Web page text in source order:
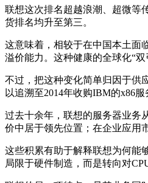
联想这次排名超越浪潮、超微等
货排名均升至第三。
这意味着，相较于在中国本土面
溢价能力。这种健康的全球化“
不过，把这种变化简单归因于供
以追溯至2014年收购IBM的x86服
过去十余年，联想的服务器业务
价中居于领先位置；在企业应用
这些积累有助于解释联想为何能
局限于硬件制造，而是转向对